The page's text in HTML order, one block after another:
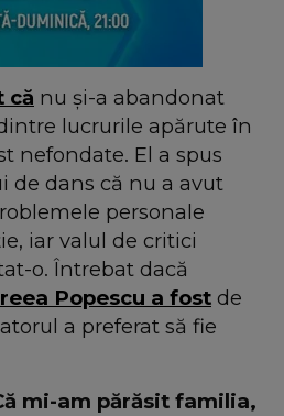
că nu și-a abandonat
lucrurile apărute în
nefondate. El a spus
de dans că nu a avut
personale
iar valul de critici
o. Întrebat dacă
Popescu a fost de
a preferat să fie
mi-am părăsit familia,